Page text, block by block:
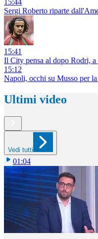
15:44
Sergi Roberto riparte
15:41
Il City pensa al dopo Rodri,
15:12
Napoli, occhi su Musso per
Ultimi video
Vedi tutti
01:04